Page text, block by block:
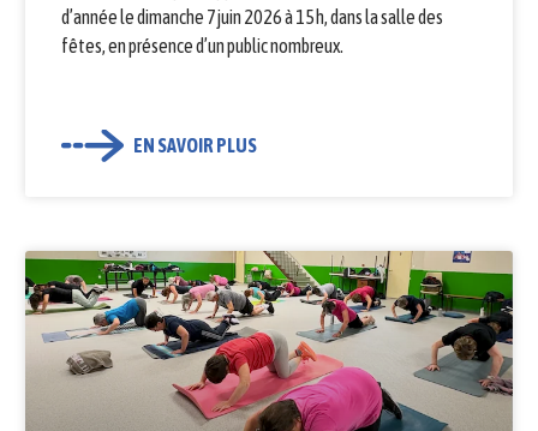
d’année le dimanche 7 juin 2026 à 15 h, dans la salle des
fêtes, en présence d’un public nombreux.
EN SAVOIR PLUS